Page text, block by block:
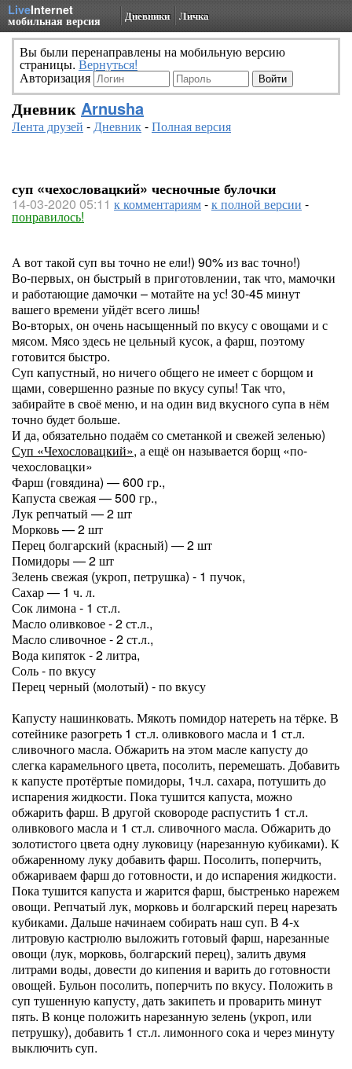
LiveInternet
мобильная версия Дневники Личка
Вы были перенаправлены на мобильную версию
страницы. Вернуться!
Авторизация
Дневник Arnusha
Лента друзей -Дневник-Полная версия
суп «чехословацкий» чесночные булочки
14-03-2020 05:11 к комментариям-к полной версии -
понравилось!
А вот такой суп вы точно не ели!) 90% из вас точно!)
Во-первых, он быстрый в приготовлении, так что, мамочки
и работающие дамочки – мотайте на ус! 30-45 минут
вашего времени уйдёт всего лишь!
Во-вторых, он очень насыщенный по вкусу с овощами и с
мясом. Мясо здесь не цельный кусок, а фарш, поэтому
готовится быстро.
Суп капустный, но ничего общего не имеет с борщом и
щами, совершенно разные по вкусу супы! Так что,
забирайте в своё меню, и на один вид вкусного супа в нём
точно будет больше.
И да, обязательно подаём со сметанкой и свежей зеленью)
Суп «Чехословацкий», а ещё он называется борщ «по-
чехословацки»
Фарш (говядина) — 600 гр.,
Капуста свежая — 500 гр.,
Лук репчатый — 2 шт
Морковь — 2 шт
Перец болгарский (красный) — 2 шт
Помидоры — 2 шт
Зелень свежая (укроп, петрушка) - 1 пучок,
Сахар — 1 ч. л.
Сок лимона - 1 ст.л.
Масло оливковое - 2 ст.л.,
Масло сливочное - 2 ст.л.,
Вода кипяток - 2 литра,
Соль - по вкусу
Перец черный (молотый) - по вкусу
Капусту нашинковать. Мякоть помидор натереть на тёрке. В
сотейнике разогреть 1 ст.л. оливкового масла и 1 ст.л.
сливочного масла. Обжарить на этом масле капусту до
слегка карамельного цвета, посолить, перемешать. Добавить
к капусте протёртые помидоры, 1ч.л. сахара, потушить до
испарения жидкости. Пока тушится капуста, можно
обжарить фарш. В другой сковороде распустить 1 ст.л.
оливкового масла и 1 ст.л. сливочного масла. Обжарить до
золотистого цвета одну луковицу (нарезанную кубиками). К
обжаренному луку добавить фарш. Посолить, поперчить,
обжариваем фарш до готовности, и до испарения жидкости.
Пока тушится капуста и жарится фарш, быстренько нарежем
овощи. Репчатый лук, морковь и болгарский перец нарезать
кубиками. Дальше начинаем собирать наш суп. В 4-х
литровую кастрюлю выложить готовый фарш, нарезанные
овощи (лук, морковь, болгарский перец), залить двумя
литрами воды, довести до кипения и варить до готовности
овощей. Бульон посолить, поперчить по вкусу. Положить в
суп тушенную капусту, дать закипеть и проварить минут
пять. В конце положить нарезанную зелень (укроп, или
петрушку), добавить 1 ст.л. лимонного сока и через минуту
выключить суп.